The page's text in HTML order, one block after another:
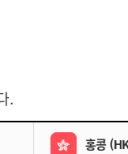
.
홍콩